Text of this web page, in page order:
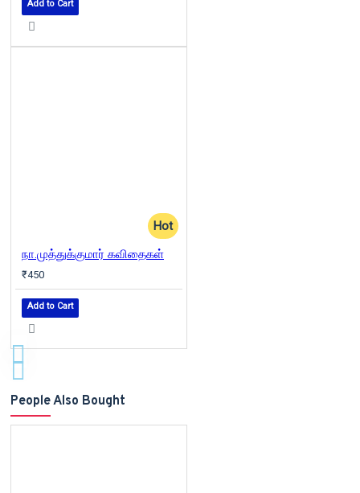
Add to Cart
Hot
நா.முத்துக்குமார் கவிதைகள்
₹450
Add to Cart
People Also Bought